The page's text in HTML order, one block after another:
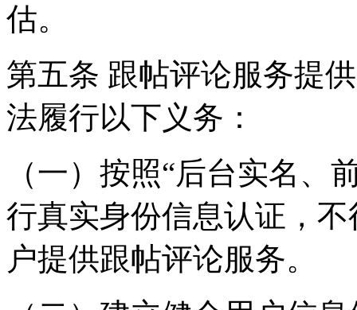
估。
第五条 跟帖评论服务提
法履行以下义务：
（一）按照“后台实名、
行真实身份信息认证，
户提供跟帖评论服务。